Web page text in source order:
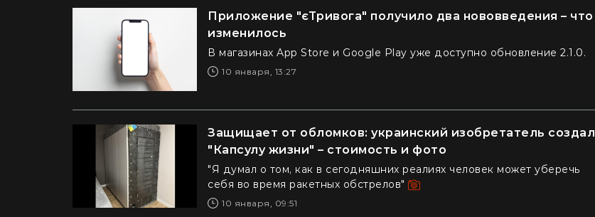
Приложение "єТривога" получило два нововведения – что
изменилось
В магазинах App Store и Google Play уже доступно обновление 2.1.0.
10 января, 13:27
Защищает от обломков: украинский изобретатель создал
"Капсулу жизни" – стоимость и фото
"Я думал о том, как в сегодняшних реалиях человек может уберечь
себя во время ракетных обстрелов"
10 января, 09:51